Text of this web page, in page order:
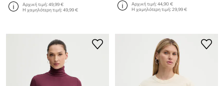
Αρχική τιμή:49,99 €
Η χαμηλότερη τιμή:49,99 €
Αρχική τιμή:44,90 €
Η χαμηλότερη τιμή:29,99 €